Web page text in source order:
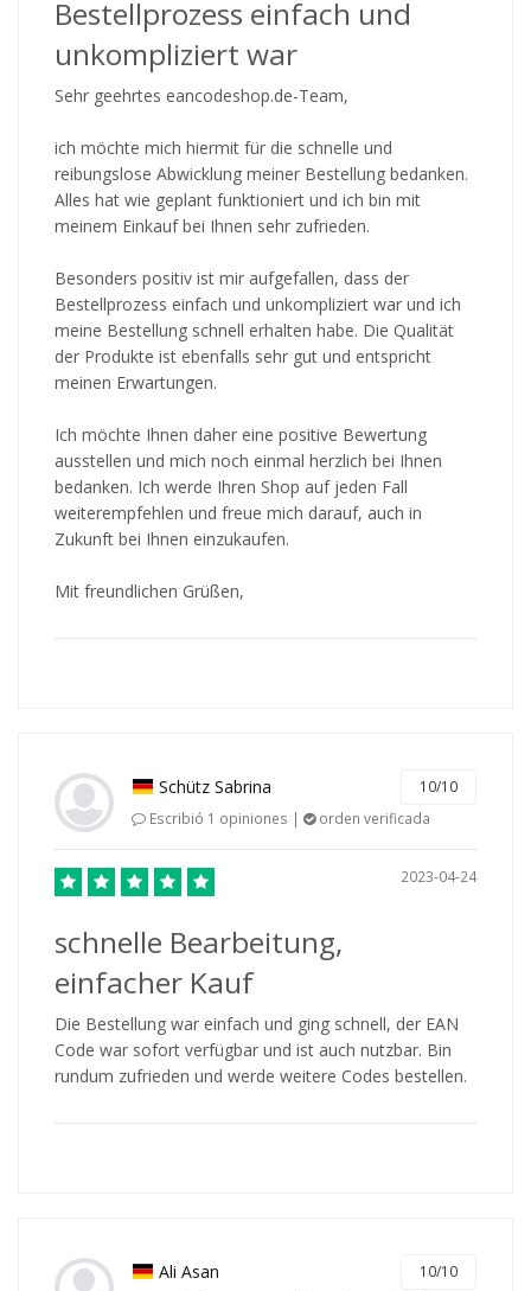
Bestellprozess einfach und
unkompliziert war
Sehr geehrtes eancodeshop.de-Team,
ich möchte mich hiermit für die schnelle und
reibungslose Abwicklung meiner Bestellung bedanken.
Alles hat wie geplant funktioniert und ich bin mit
meinem Einkauf bei Ihnen sehr zufrieden.
Besonders positiv ist mir aufgefallen, dass der
Bestellprozess einfach und unkompliziert war und ich
meine Bestellung schnell erhalten habe. Die Qualität
der Produkte ist ebenfalls sehr gut und entspricht
meinen Erwartungen.
Ich möchte Ihnen daher eine positive Bewertung
ausstellen und mich noch einmal herzlich bei Ihnen
bedanken. Ich werde Ihren Shop auf jeden Fall
weiterempfehlen und freue mich darauf, auch in
Zukunft bei Ihnen einzukaufen.
Mit freundlichen Grüßen,
Schütz Sabrina
10/10
Escribió 1 opiniones |
orden verificada
2023-04-24
schnelle Bearbeitung,
einfacher Kauf
Die Bestellung war einfach und ging schnell, der EAN
Code war sofort verfügbar und ist auch nutzbar. Bin
rundum zufrieden und werde weitere Codes bestellen.
Ali Asan
10/10